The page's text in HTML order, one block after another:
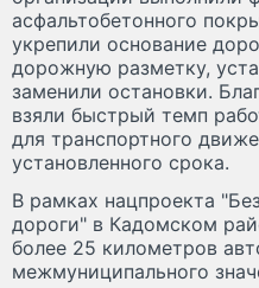
асфальтобетонного
укрепили основание
дорожную разметку,
заменили остановки.
взяли быстрый темп
для транспортного
установленного срока.
В рамках нацпроекта
дороги" в Кадомском
более 25 километров
межмуниципального